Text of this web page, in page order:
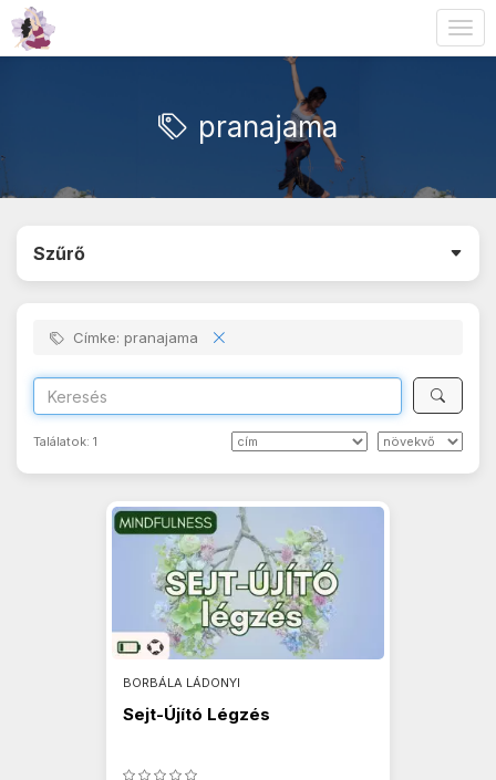
pranajama
Szűrő
Címke: pranajama
Találatok: 1
BORBÁLA LÁDONYI
Sejt-Újító Légzés